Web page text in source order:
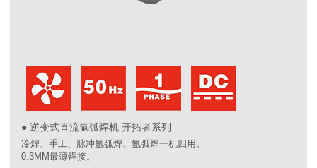
● 逆变式直流氩弧焊机 开拓者系列
冷焊、手工、脉冲氩弧焊、氩弧焊一机四用。
0.3MM最薄焊接。